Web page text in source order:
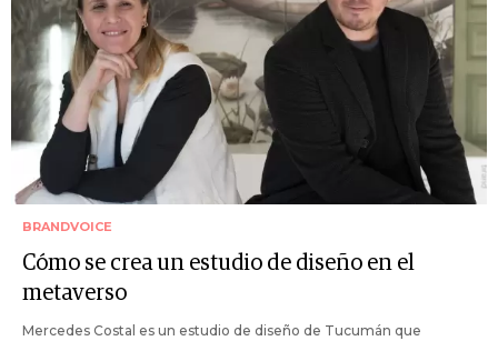
BRANDVOICE
Cómo se crea un estudio de diseño en el
metaverso
Mercedes Costal es un estudio de diseño de Tucumán que